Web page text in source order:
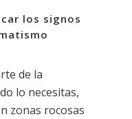
los signos
de la
lo necesitas,
zonas rocosas